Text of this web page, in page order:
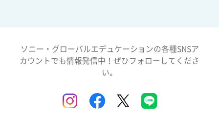
ソニー・グローバルエデュケーションの各種SNSア
カウントでも情報発信中！ぜひフォローしてくださ
い。